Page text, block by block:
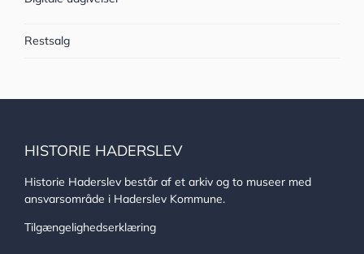
Restsalg
HISTORIE HADERSLEV
Historie Haderslev består af et arkiv og to museer med
ansvarsområde i Haderslev Kommune.
Tilgængelighedserklæring